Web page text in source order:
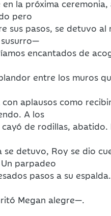
la próxima
pero
sus pasos, se detuvo
encantados de
entre los muros
aplausos como
A los
de rodillas,
se detuvo, Roy se dio
parpadeo
pasos a su espalda.
Megan alegre—.